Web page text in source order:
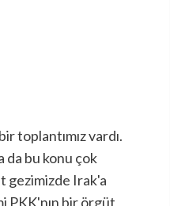
toplantımız vardı.
da bu konu çok
gezimizde Irak'a
PKK'nın bir örgüt